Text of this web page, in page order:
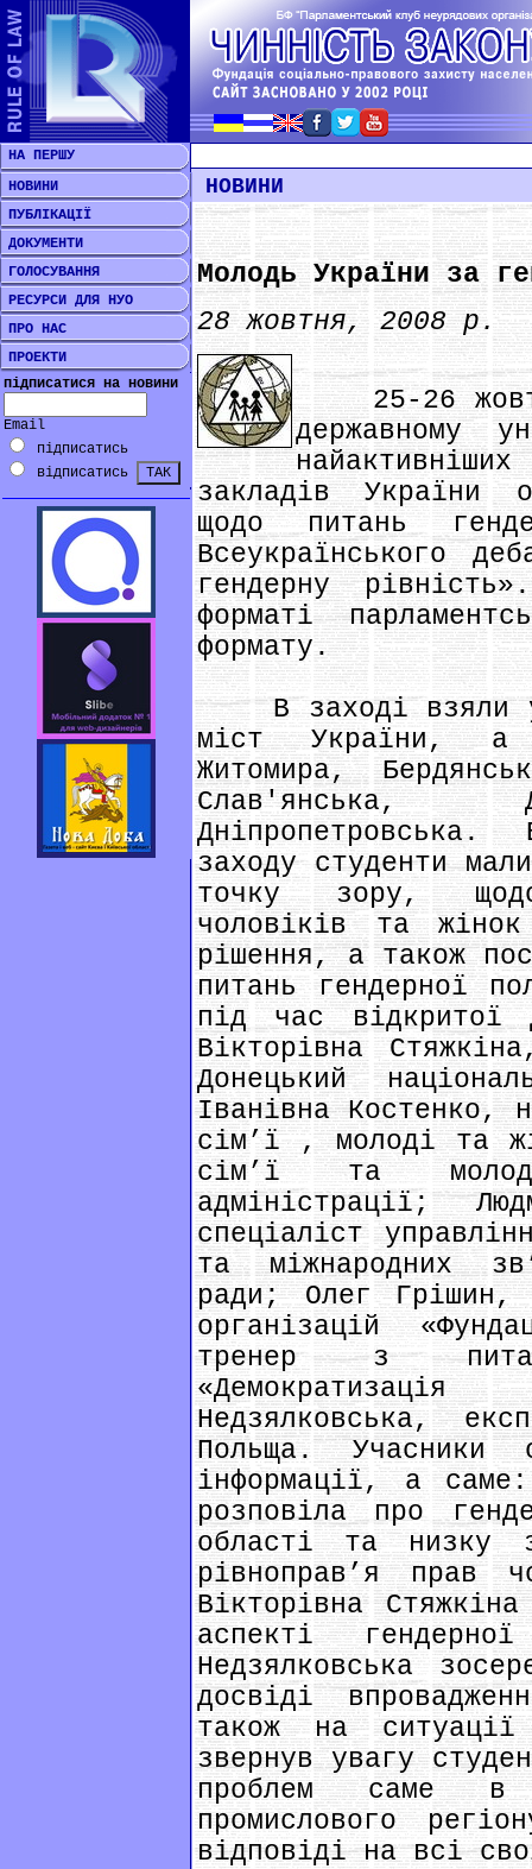
НА ПЕРШУ
НОВИНИ
ПУБЛІКАЦІЇ
ДОКУМЕНТИ
ГОЛОСУВАННЯ
РЕСУРСИ ДЛЯ НУО
ПРО НАС
ПРОЕКТИ
підписатися на новини
Email
підписатись
відписатись
НОВИНИ
Молодь України за
28 жовтня, 2008 р.
25-26
державному
закладів України
щодо питань
Всеукраїнського
гендерну
форматі
формату.
В заході взяли
міст України, а
Житомира,
Слав'янська,
заходу студенти
точку зору,
чоловіків та
рішення, а також
питань гендерної
під час відкритої
Вікторівна
Донецький
Іванівна Костенко,
сім’ї , молоді та
сім’ї та
адміністрації;
спеціаліст
та міжнародних
ради; Олег Грішин,
організацій
тренер з
Недзялковська,
Польща. Учасники
інформації, а
розповіла про
області та низку
рівноправ’я прав
Вікторівна
аспекті
Недзялковська
досвіді
також на
звернув увагу
проблем саме в
промислового
відповіді на всі